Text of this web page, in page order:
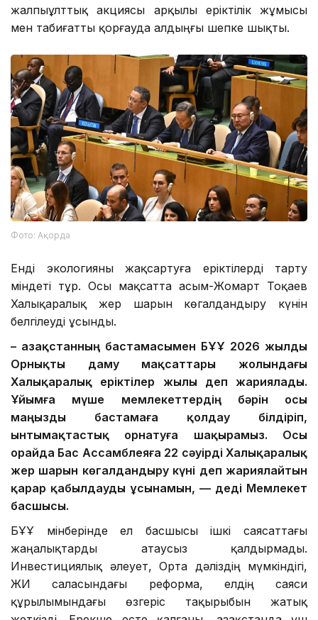
жалпыұлттық акциясы арқылы еріктілік жұмысы
мен табиғатты қорғауда алдыңғы шепке шықты.
Фото: Ақорда
Енді экологияны жақсартуға еріктілерді тарту
міндеті тұр. Осы мақсатта Қасым-Жомарт Тоқаев
Халықаралық жер шарын көгалдандыру күнін
белгілеуді ұсынды.
– Қазақстанның бастамасымен БҰҰ 2026 жылды
Орнықты даму мақсаттары жолындағы
Халықаралық еріктілер жылы деп жариялады.
Ұйымға мүше мемлекеттердің бәрін осы
маңызды бастамаға қолдау білдіріп,
ынтымақтастық орнатуға шақырамыз. Осы
орайда Бас Ассамблеяға 22 сәуірді Халықаралық
жер шарын көгалдандыру күні деп жариялайтын
қарар қабылдауды ұсынамын, — деді Мемлекет
басшысы.
БҰҰ мінберінде ел басшысы ішкі саясаттағы
жаңалықтарды атаусыз қалдырмады.
Инвестициялық әлеует, Орта дәліздің мүмкіндігі,
ЖИ саласындағы реформа, елдің саяси
құрылымындағы өзгеріс тақырыбын жатық